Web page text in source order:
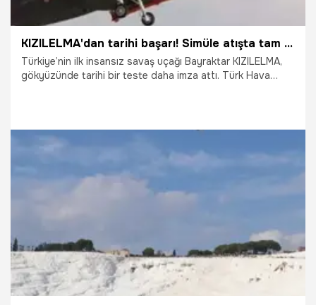
KIZILELMA'dan tarihi başarı! Simüle atışta tam isabet
Türkiye’nin ilk insansız savaş uçağı Bayraktar KIZILELMA,
gökyüzünde tarihi bir teste daha imza attı. Türk Hava
simüle atış testinde tam isabet sağladı.